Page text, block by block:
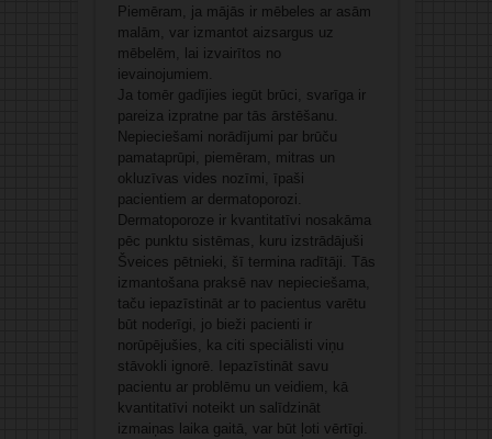
Piemēram, ja mājās ir mēbeles ar asām
malām, var izmantot aizsargus uz
mēbelēm, lai izvairītos no
ievainojumiem.
Ja tomēr gadījies iegūt brūci, svarīga ir
pareiza izpratne par tās ārstēšanu.
Nepieciešami norādījumi par brūču
pamataprūpi, piemēram, mitras un
okluzīvas vides nozīmi, īpaši
pacientiem ar dermatoporozi.
Dermatoporoze ir kvantitatīvi nosakāma
pēc punktu sistēmas, kuru izstrādājuši
Šveices pētnieki, šī termina radītāji. Tās
izmantošana praksē nav nepieciešama,
taču iepazīstināt ar to pacientus varētu
būt noderīgi, jo bieži pacienti ir
norūpējušies, ka citi speciālisti viņu
stāvokli ignorē. Iepazīstināt savu
pacientu ar problēmu un veidiem, kā
kvantitatīvi noteikt un salīdzināt
izmaiņas laika gaitā, var būt ļoti vērtīgi.